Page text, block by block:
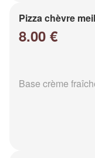
Pizza chèvre
8.00 €
Base crème